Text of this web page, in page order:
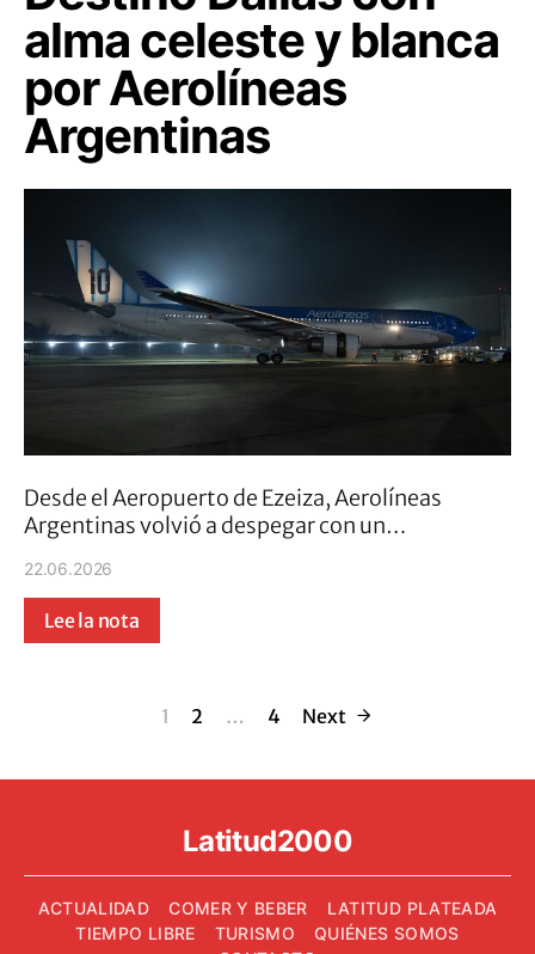
alma celeste y blanca
por Aerolíneas
Argentinas
Desde el Aeropuerto de Ezeiza, Aerolíneas
Argentinas volvió a despegar con un…
22.06.2026
Lee la nota
Paginación de
1 2 … 4 Next
Latitud2000
ACTUALIDAD COMER Y BEBER
LATITUD PLATEADA
TIEMPO LIBRE
TURISMO
QUIÉNES SOMOS